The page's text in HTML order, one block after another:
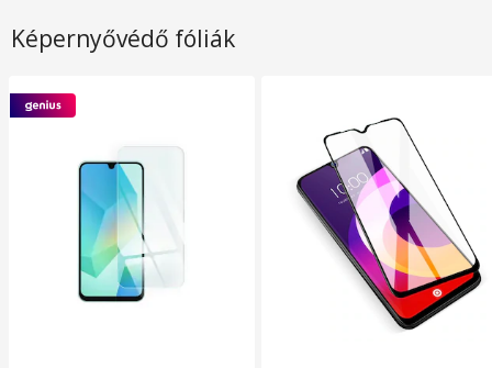
Képernyővédő fóliák